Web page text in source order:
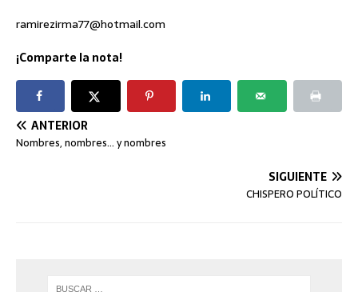
ramirezirma77@hotmail.com
¡Comparte la nota!
ANTERIOR
Nombres, nombres… y nombres
SIGUIENTE
CHISPERO POLÍTICO